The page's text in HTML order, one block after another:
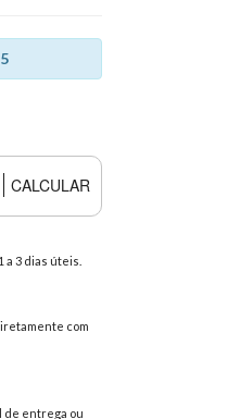
CALCULAR
a 3 dias úteis.
com
de entrega ou